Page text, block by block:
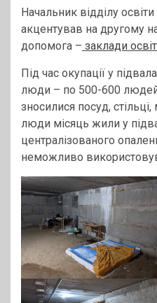
Начальник відділу освіти
акцентував на другому
допомога – заклади
Під час окупації у
люди – по 500-600
зносилися посуд,
люди місяць жили у
централізованого
неможливо